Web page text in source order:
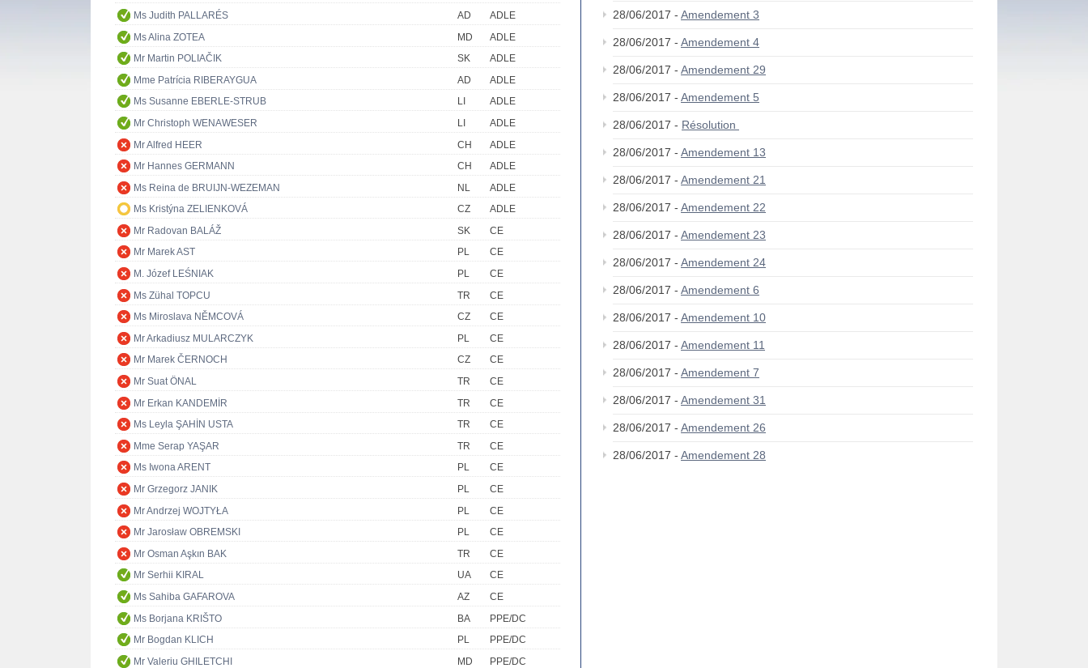
Ms Judith PALLARÉS
AD
ADLE
Ms Alina ZOTEA
MD
ADLE
Mr Martin POLIAČIK
SK
ADLE
Mme Patrícia RIBERAYGUA
AD
ADLE
Ms Susanne EBERLE-STRUB
LI
ADLE
Mr Christoph WENAWESER
LI
ADLE
Mr Alfred HEER
CH
ADLE
Mr Hannes GERMANN
CH
ADLE
Ms Reina de BRUIJN-WEZEMAN
NL
ADLE
Ms Kristýna ZELIENKOVÁ
CZ
ADLE
Mr Radovan BALÁŽ
SK
CE
Mr Marek AST
PL
CE
M. Józef LEŚNIAK
PL
CE
Ms Zühal TOPCU
TR
CE
Ms Miroslava NĚMCOVÁ
CZ
CE
Mr Arkadiusz MULARCZYK
PL
CE
Mr Marek ČERNOCH
CZ
CE
Mr Suat ÖNAL
TR
CE
Mr Erkan KANDEMİR
TR
CE
Ms Leyla ŞAHİN USTA
TR
CE
Mme Serap YAŞAR
TR
CE
Ms Iwona ARENT
PL
CE
Mr Grzegorz JANIK
PL
CE
Mr Andrzej WOJTYŁA
PL
CE
Mr Jarosław OBREMSKI
PL
CE
Mr Osman Aşkın BAK
TR
CE
Mr Serhii KIRAL
UA
CE
Ms Sahiba GAFAROVA
AZ
CE
Ms Borjana KRIŠTO
BA
PPE/DC
Mr Bogdan KLICH
PL
PPE/DC
Mr Valeriu GHILETCHI
MD
PPE/DC
28/06/2017 - Amendement 3
28/06/2017 - Amendement 4
28/06/2017 - Amendement 29
28/06/2017 - Amendement 5
28/06/2017 - Résolution
28/06/2017 - Amendement 13
28/06/2017 - Amendement 21
28/06/2017 - Amendement 22
28/06/2017 - Amendement 23
28/06/2017 - Amendement 24
28/06/2017 - Amendement 6
28/06/2017 - Amendement 10
28/06/2017 - Amendement 11
28/06/2017 - Amendement 7
28/06/2017 - Amendement 31
28/06/2017 - Amendement 26
28/06/2017 - Amendement 28